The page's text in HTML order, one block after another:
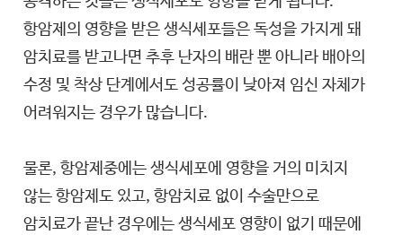
항암제의 영향을 받은 생식세포들은 독성을 가지게 돼
암치료를 받고나면 추후 난자의 배란 뿐 아니라 배아의
수정 및 착상 단계에서도 성공률이 낮아져 임신 자체가
어려워지는 경우가 많습니다.
물론, 항암제중에는 생식세포에 영향을 거의 미치지
않는 항암제도 있고, 항암치료 없이 수술만으로
암치료가 끝난 경우에는 생식세포 영향이 없기 때문에